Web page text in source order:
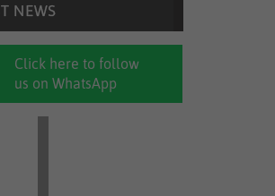
Click here to follow
us on WhatsApp